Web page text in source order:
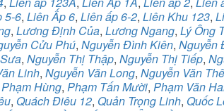
5-6, Liên Ấp 6, Liên ấp 6-2, Liên Khu 123,
, Lương Định Của, Lương Ngang, Lý Ông
Cửu Phú, Nguyễn Đình Kiên, Nguyễn
, Nguyễn Thị Thập, Nguyễn Thị Tiếp,
Linh, Nguyễn Văn Long, Nguyễn Văn Thê
Phạm Hùng, Phạm Tấn Mười, Phạm Văn
, Quách Điêu 12, Quản Trọng Linh, Quốc